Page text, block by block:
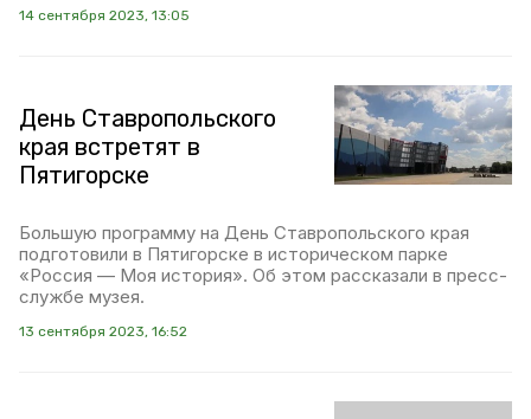
14 сентября 2023, 13:05
День Ставропольского
края встретят в
Пятигорске
Большую программу на День Ставропольского края
подготовили в Пятигорске в историческом парке
«Россия — Моя история». Об этом рассказали в пресс-
службе музея.
13 сентября 2023, 16:52